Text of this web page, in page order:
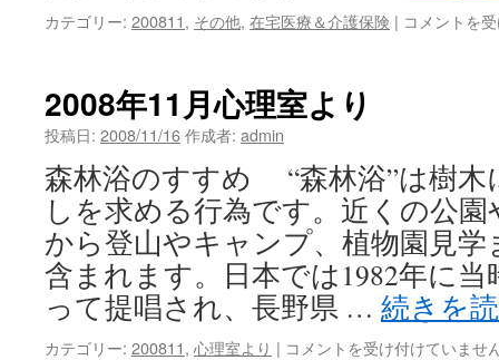
カテゴリー: 200811, その他, 在宅医療＆介護保険 | 2008
コメントを
2008年11月心理室より
投稿日: 2008/11/16作成者: admin
森林浴のすすめ “森林浴”は樹木
しを求める行為です。近くの公
から登山やキャンプ、植物園見
含まれます。日本では1982年に
って提唱され、長野県 … 続きを
カテゴリー: 200811, 心理室より | 2008
コメントを受け付けていませ